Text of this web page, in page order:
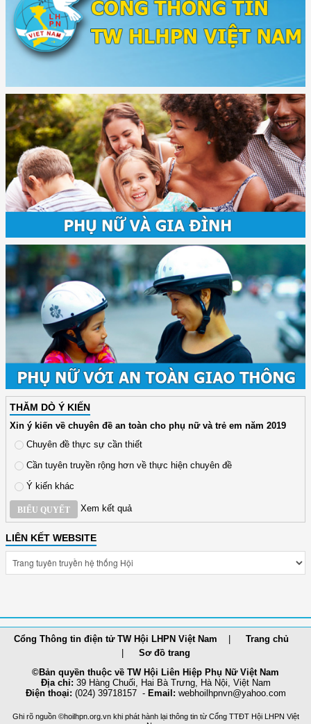
THĂM DÒ Ý KIẾN
Xin ý kiến về chuyên đề an toàn cho phụ nữ và trẻ em năm 2019
Chuyên đề thực sự cần thiết
Cần tuyên truyền rộng hơn về thực hiện chuyên đề
Ý kiến khác
BIỂU QUYẾT Xem kết quả
LIÊN KẾT WEBSITE
Cổng Thông tin điện tử TW Hội LHPN Việt Nam
Trang chủ
Sơ đồ trang
©Bản quyền thuộc về TW Hội Liên Hiệp Phụ Nữ Việt Nam
Địa chỉ: 39 Hàng Chuối, Hai Bà Trưng, Hà Nội, Việt Nam
Điện thoại: (024) 39718157 - Email: webhoilhpnvn@yahoo.com
Ghi rõ nguồn ©hoilhpn.org.vn khi phát hành lại thông tin từ Cổng TTÐT Hội LHPN Việt